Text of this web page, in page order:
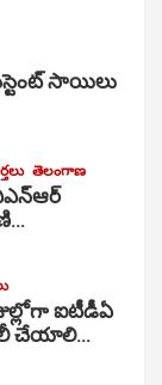
సాయిలు
తెలంగాణ
ఐటీడీఏ
చేయాలి…